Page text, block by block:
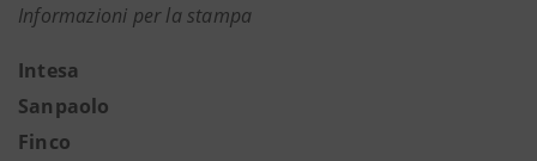
Informazioni per la stampa
Intesa
Finco